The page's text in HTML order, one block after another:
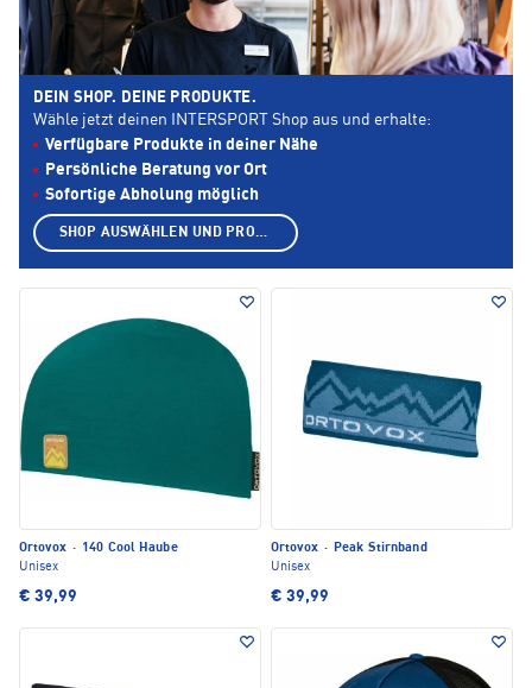
Ortovox · 140 Cool Haube
Unisex
€ 39,99
Ortovox · Peak Stirnband
Unisex
€ 39,99
DEIN SHOP. DEINE PRODUKTE.
Wähle jetzt deinen INTERSPORT Shop aus und erhalte:
Verfügbare Produkte in deiner Nähe
Persönliche Beratung vor Ort
Sofortige Abholung möglich
SHOP AUSWÄHLEN UND PRODUKTE ANZEIGEN